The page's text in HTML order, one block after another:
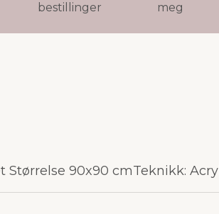
bestillinger
meg
90x90 cmTeknikk: Acryl